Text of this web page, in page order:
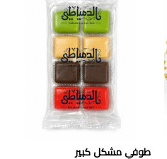
طوفي مشكل كبير